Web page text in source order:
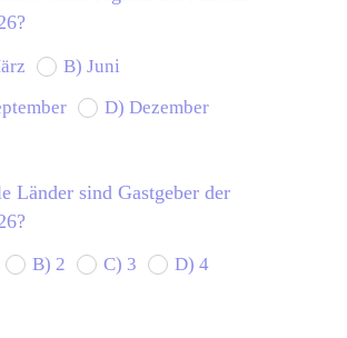
B) Juni
D) Dezember
Länder sind Gastgeber der
B) 2 C) 3 D) 4